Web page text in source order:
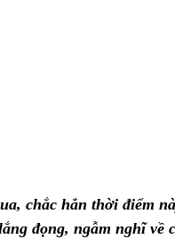
chắc hẳn thời điểm
đọng, ngẫm nghĩ về